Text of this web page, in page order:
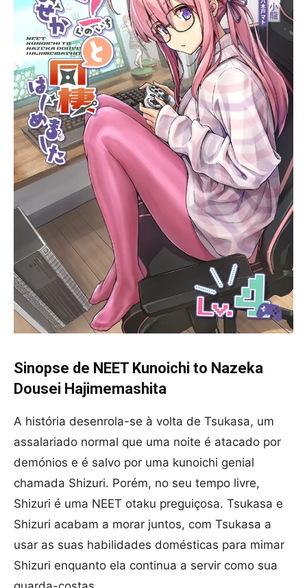
Sinopse de NEET Kunoichi to Nazeka
Dousei Hajimemashita
A história desenrola-se à volta de Tsukasa, um
assalariado normal que uma noite é atacado por
demónios e é salvo por uma kunoichi genial
chamada Shizuri. Porém, no seu tempo livre,
Shizuri é uma NEET otaku preguiçosa. Tsukasa e
Shizuri acabam a morar juntos, com Tsukasa a
usar as suas habilidades domésticas para mimar
Shizuri enquanto ela continua a servir como sua